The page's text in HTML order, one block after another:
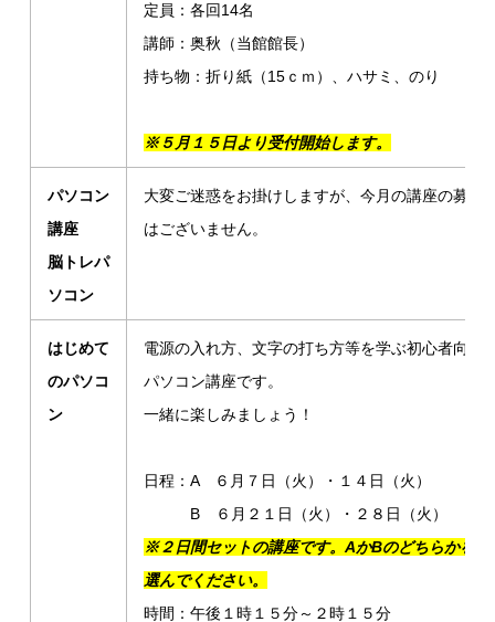
定員：各回14名
講師：奥秋（当館館長）
持ち物：折り紙（15ｃｍ）、ハサミ、のり
※５月１５日より受付開始します。
パソコン
講座
脳トレパ
ソコン
大変ご迷惑をお掛けしますが、今月の講座の募集
はございません。
はじめて
のパソコ
ン
電源の入れ方、文字の打ち方等を学ぶ初心者向け
パソコン講座です。
一緒に楽しみましょう！
日程：A ６月７日（火）・１４日（火）
B ６月２１日（火）・２８日（火）
※２日間セットの講座です。AかBのどちらかを
選んでください。
時間：午後１時１５分～２時１５分